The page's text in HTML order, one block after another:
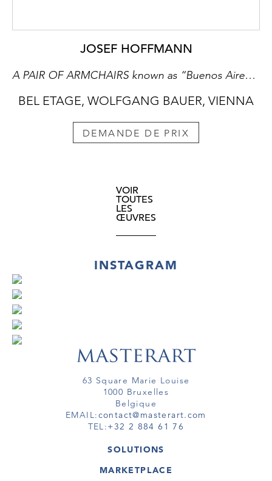
JOSEF HOFFMANN
A PAIR OF ARMCHAIRS known as “Buenos Aires” armchairs
BEL ETAGE, WOLFGANG BAUER, VIENNA
DEMANDE DE PRIX
VOIR
TOUTES
LES
ŒUVRES
INSTAGRAM
63 Square Marie Louise
1000 Bruxelles
Belgique
EMAIL:contact@masterart.com
TEL:+32 2 884 61 76
SOLUTIONS
GALERIE
MARKETPLACE